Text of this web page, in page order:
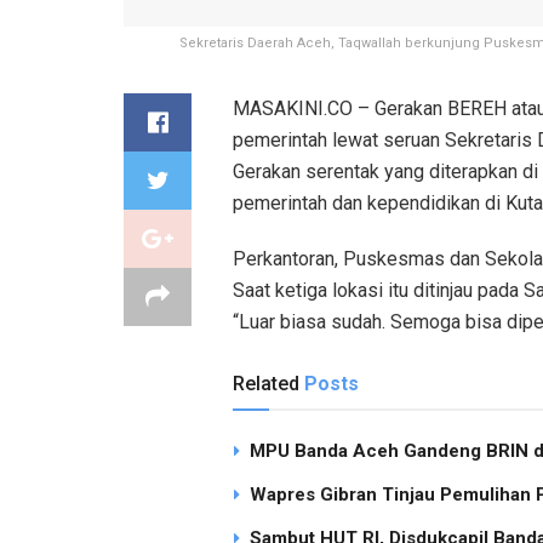
Sekretaris Daerah Aceh, Taqwallah berkunjung
MASAKINI.CO – Gerakan BEREH
pemerintah lewat seruan Sekretaris
Gerakan serentak yang diterapkan
pemerintah dan kependidikan di
Perkantoran, Puskesmas dan
Saat ketiga lokasi itu ditinjau pada
“Luar biasa sudah. Semoga bisa
Related Posts
MPU Banda Aceh Gandeng BRIN
Wapres Gibran Tinjau Pemulihan
Sambut HUT RI, Disdukcapil